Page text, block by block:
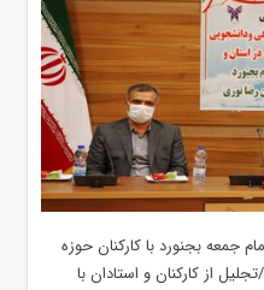
بجنورد با کارکنان حوزه
از کارکنان و استادان با